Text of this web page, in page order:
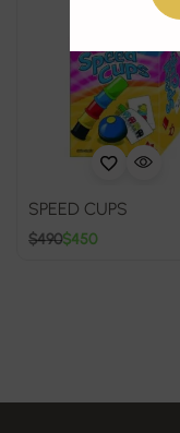
SPEED CUPS
$490$450